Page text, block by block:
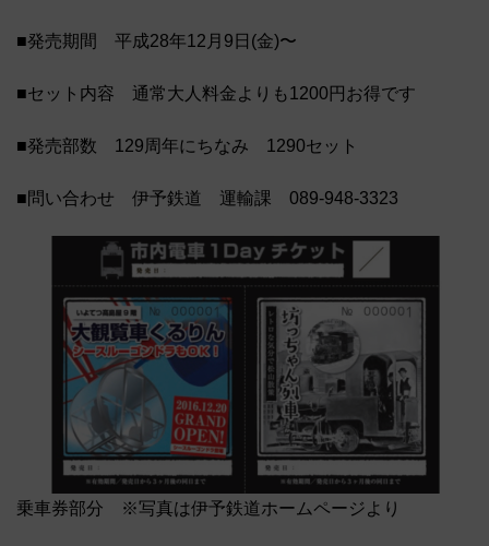
■発売期間 平成28年12月9日(金)〜
■セット内容 通常大人料金よりも1200円お得です
■発売部数 129周年にちなみ 1290セット
■問い合わせ 伊予鉄道 運輸課 089-948-3323
乗車券部分 ※写真は伊予鉄道ホームページより